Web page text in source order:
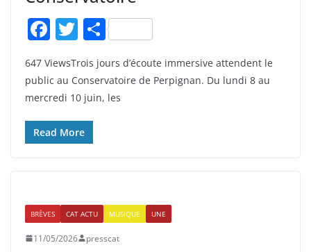
F
c
e
b
o
T
itt
er
P
ta
g
647 ViewsTrois jours d’écoute immersive attendent le
public au Conservatoire de Perpignan. Du lundi 8 au
mercredi 10 juin, les
Read More
BRÈVES CAT ACTU MUSIQUE UNE
11/05/2026 presscat